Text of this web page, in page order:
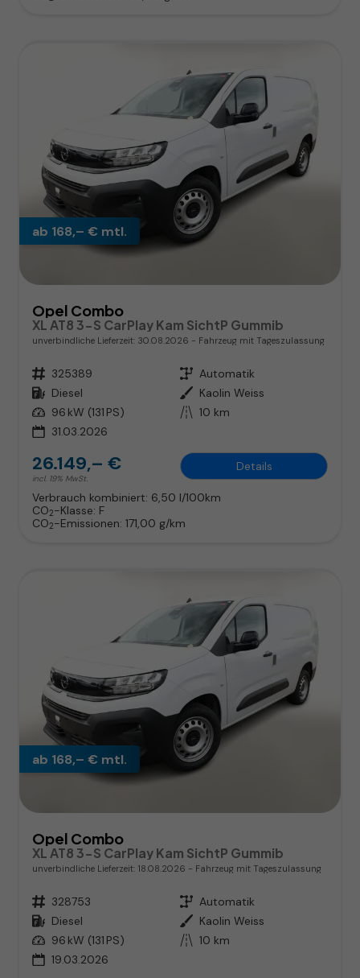
ab 168,– € mtl.
Opel Combo
XL AT8 3-S CarPlay Kam SichtP Gummib
unverbindliche Lieferzeit: 30.08.2026 Fahrzeug mit Tageszulassung
Fahrzeugnr. 325389 Getriebe Automatik
Kraftstoff Diesel Außenfarbe Kaolin Weiss
Leistung 96 kW (131 PS) Kilometerstand 10 km
31.03.2026
26.149,– €
incl. 19% MwSt.
Details
Verbrauch kombiniert: 6,50 l/100km
CO2-Klasse: F
CO2-Emissionen: 171,00 g/km
ab 168,– € mtl.
Opel Combo
XL AT8 3-S CarPlay Kam SichtP Gummib
unverbindliche Lieferzeit: 18.08.2026 Fahrzeug mit Tageszulassung
Fahrzeugnr. 328753 Getriebe Automatik
Kraftstoff Diesel Außenfarbe Kaolin Weiss
Leistung 96 kW (131 PS) Kilometerstand 10 km
19.03.2026